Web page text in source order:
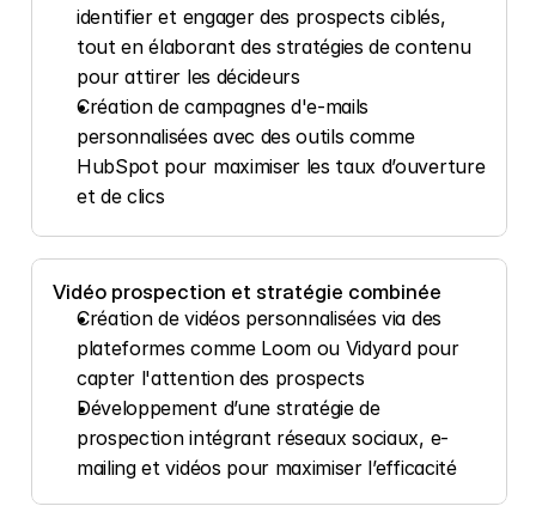
identifier et engager des prospects ciblés,
tout en élaborant des stratégies de contenu
pour attirer les décideurs
Création de campagnes d'e-mails
personnalisées avec des outils comme
HubSpot pour maximiser les taux d’ouverture
et de clics
Vidéo prospection et stratégie combinée
Création de vidéos personnalisées via des
plateformes comme Loom ou Vidyard pour
capter l'attention des prospects
Développement d’une stratégie de
prospection intégrant réseaux sociaux, e-
mailing et vidéos pour maximiser l’efficacité